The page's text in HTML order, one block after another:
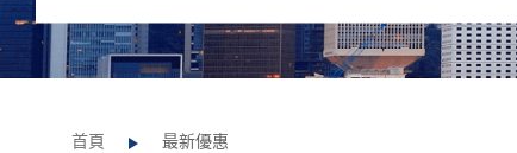
首頁 最新優惠